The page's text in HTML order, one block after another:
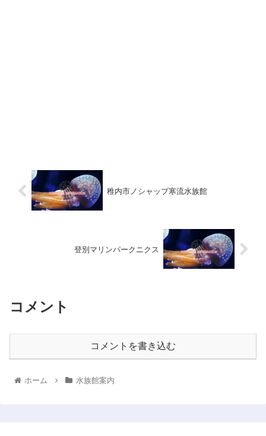
稚内市ノシャップ寒流水族館
登別マリンパークニクス
コメント
コメントを書き込む
ホーム 水族館案内